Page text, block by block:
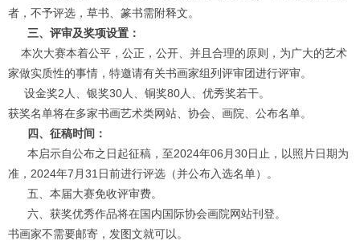
者，不予评选，草书、篆书需附释文。
三、评审及奖项设置：
本次大赛本着公平，公正，公开、并且合理的原则，为广大的艺术
家做实质性的事情，特邀请有关书画家组列评审团进行评审。
设金奖2人、银奖30人、铜奖80人、优秀奖若干。
获奖名单将在多家书画艺术类网站、协会、画院、公布名单。
四、征稿时间：
本启示自公布之日起征稿，至2024年06月30日止，以照片日期为
准，2024年7月31日前进行评选（并公布入选名单）。
五、本届大赛免收评审费。
六、获奖优秀作品将在国内国际协会画院网站刊登。
书画家不需要邮寄，发图文就可以。